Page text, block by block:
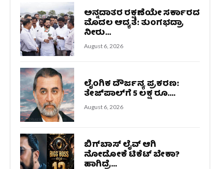
ಅನ್ನದಾತರ ರಕ್ಷಣೆಯೇ ಸರ್ಕಾರದ
ಮೊದಲ ಆದ್ಯತೆ: ತುಂಗಭದ್ರಾ
ನೀರು...
August 6, 2026
ಲೈಂಗಿಕ ದೌರ್ಜನ್ಯ ಪ್ರಕರಣ:
ತೇಜ್‌ಪಾಲ್‌ಗೆ 5 ಲಕ್ಷ ರೂ....
August 6, 2026
ಬಿಗ್‌ಬಾಸ್‌ ಲೈವ್‌ ಆಗಿ
ನೋಡೋಕೆ ಟಿಕೆಟ್‌ ಬೇಕಾ?
ಹಾಗಿದ್ರೆ...